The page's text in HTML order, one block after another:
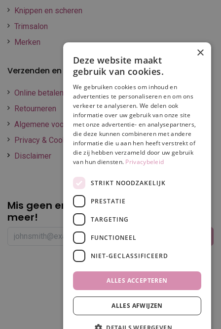
Filters
Knippen en scheren
Trimsalon
Merken
Verzenden en betalen
Online betalen
Retourneren
Algemene voorwaarden
Privacy & Cookie policy
Disclaimer
Mis geen enkele promotie of korting
meer!
×
Deze website maakt
gebruik van cookies.
We gebruiken cookies om inhoud en
advertenties te personaliseren en om ons
verkeer te analyseren. We delen ook
informatie over uw gebruik van onze site
met onze advertentie- en analysepartners,
die deze kunnen combineren met andere
informatie die u aan hen heeft verstrekt of
die zij hebben verzameld door uw gebruik
van hun diensten. Privacybeleid
STRIKT NOODZAKELIJK
PRESTATIE
TARGETING
FUNCTIONEEL
NIET-GECLASSIFICEERD
ALLES ACCEPTEREN
ALLES AFWIJZEN